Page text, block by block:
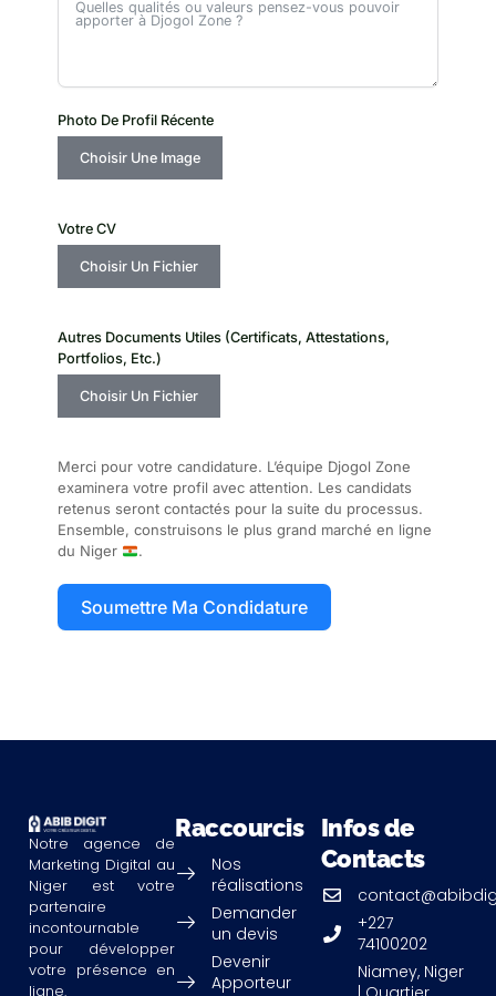
Photo De Profil Récente
Choisir Une Image
Votre CV
Choisir Un Fichier
Autres Documents Utiles (certificats, Attestations,
Portfolios, Etc.)
Choisir Un Fichier
Merci pour votre candidature. L’équipe Djogol Zone
examinera votre profil avec attention. Les candidats
retenus seront contactés pour la suite du processus.
Ensemble, construisons le plus grand marché en ligne
du Niger
.
Soumettre Ma Condidature
Notre agence de
Marketing Digital au
Niger est votre
partenaire
incontournable
pour développer
votre présence en
ligne.
Raccourcis
Nos
réalisations
Demander
un devis
Devenir
Apporteur
Infos de
Contacts
+227
74100202
Niamey, Niger